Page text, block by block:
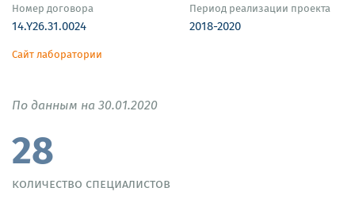
Номер договора
14.Y26.31.0024
Период реализации проекта
2018-2020
Сайт лаборатории
По данным на 30.01.2020
28
количество специалистов